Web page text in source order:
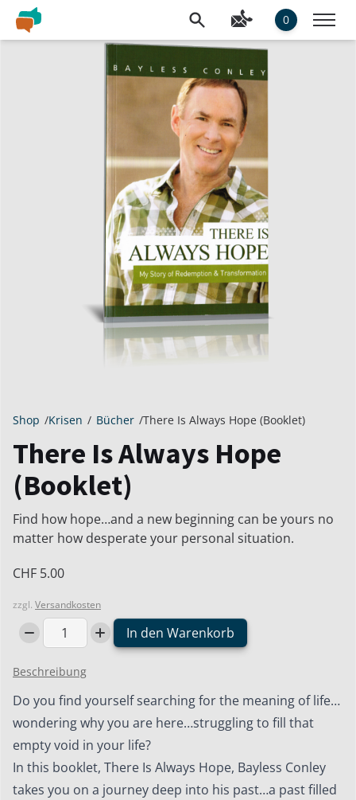
0
Slideshow Items
Shop /Krisen / Bücher /There Is Always Hope (Booklet)
There Is Always Hope
(Booklet)
Find how hope…and a new beginning can be yours no
matter how desperate your personal situation.
CHF 5.00
zzgl. Versandkosten
There
Always
Hope
(Booklet)
Menge
In den Warenkorb
Beschreibung
Do you find yourself searching for the meaning of life…
wondering why you are here…struggling to fill that
empty void in your life?
In this booklet, There Is Always Hope, Bayless Conley
takes you on a journey deep into his past…a past filled